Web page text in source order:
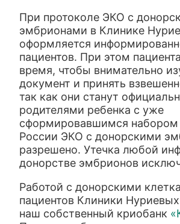
При протоколе ЭКО с
эмбрионами в Клинике
оформляется
пациентов. При этом
время, чтобы внимательно
документ и принять
так как они станут
родителями ребенка с уже
сформировавшимся набором
России ЭКО с донорскими
разрешено. Утечка любой
донорстве эмбрионов
Работой с донорскими
пациентов Клиники
наш собственный криобанк